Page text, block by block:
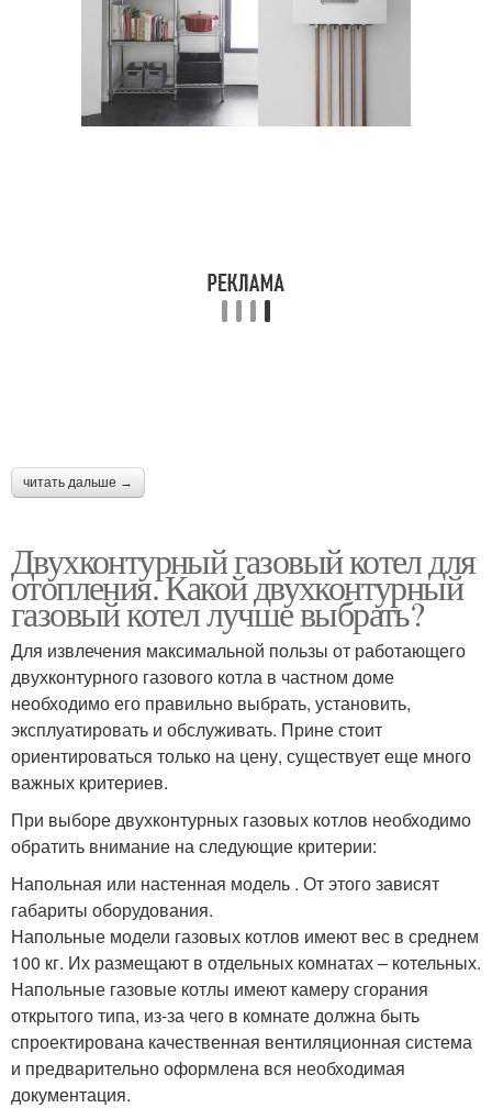
читать дальше →
Двухконтурный газовый котел для
отопления. Какой двухконтурный
газовый котел лучше выбрать?
Для извлечения максимальной пользы от работающего
двухконтурного газового котла в частном доме
необходимо его правильно выбрать, установить,
эксплуатировать и обслуживать. Прине стоит
ориентироваться только на цену, существует еще много
важных критериев.
При выборе двухконтурных газовых котлов необходимо
обратить внимание на следующие критерии:
Напольная или настенная модель . От этого зависят
габариты оборудования.
Напольные модели газовых котлов имеют вес в среднем
100 кг. Их размещают в отдельных комнатах – котельных.
Напольные газовые котлы имеют камеру сгорания
открытого типа, из-за чего в комнате должна быть
спроектирована качественная вентиляционная система
и предварительно оформлена вся необходимая
документация.